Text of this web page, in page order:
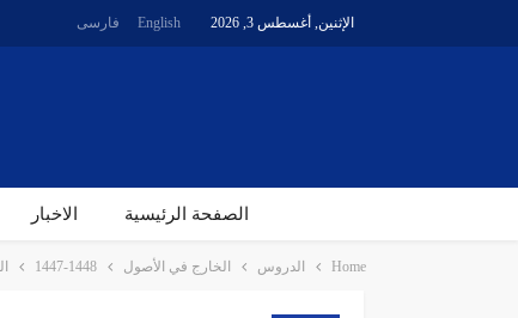
الإثنين, أغسطس 3, 2026 English فارسی
الصفحة الرئیسیة الاخبار
Home الدروس الخارج في الأصول 1447-1448